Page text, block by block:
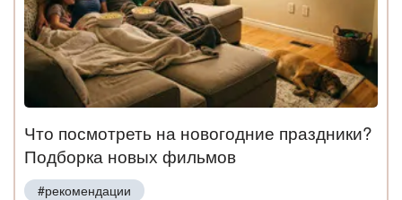
Что посмотреть на новогодние праздники?
Подборка новых фильмов
#рекомендации